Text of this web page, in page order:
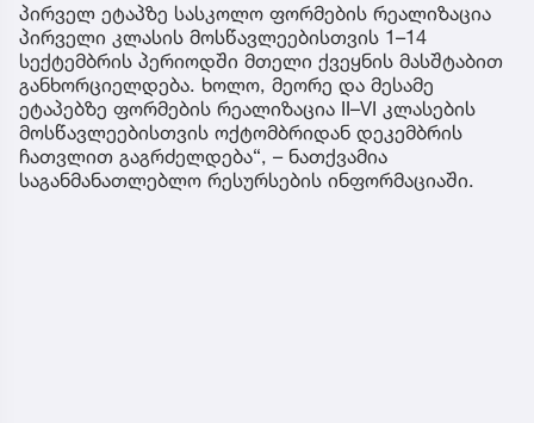
პირველ ეტაპზე სასკოლო ფორმების რეალიზაცია
პირველი კლასის მოსწავლეებისთვის 1–14
სექტემბრის პერიოდში მთელი ქვეყნის მასშტაბით
განხორციელდება. ხოლო, მეორე და მესამე
ეტაპებზე ფორმების რეალიზაცია II–VI კლასების
მოსწავლეებისთვის ოქტომბრიდან დეკემბრის
ჩათვლით გაგრძელდება“, – ნათქვამია
საგანმანათლებლო რესურსების ინფორმაციაში.